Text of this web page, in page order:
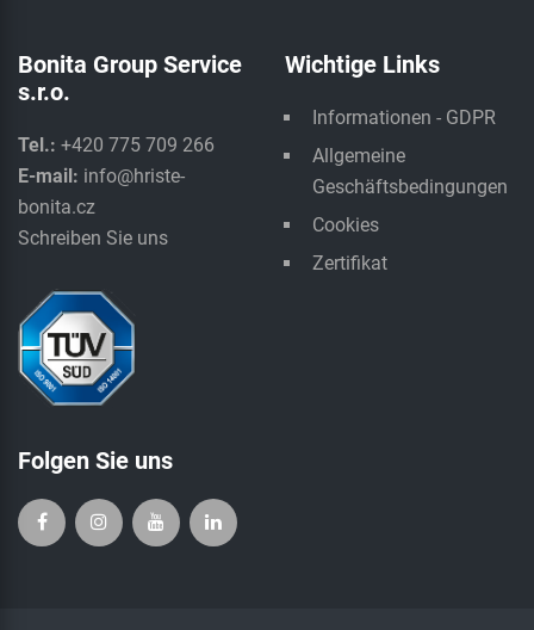
Bonita Group Service
s.r.o.
Tel.: +420 775 709 266
E-mail: info@hriste-
bonita.cz
Schreiben Sie uns
Wichtige Links
Informationen - GDPR
Allgemeine
Geschäftsbedingungen
Cookies
Zertifikat
Folgen Sie uns